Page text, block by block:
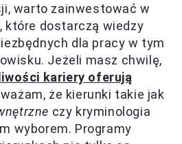
warto zainwestować w
które dostarczą wiedzy
dla pracy w tym
Jeżeli masz chwilę,
kariery oferują
że kierunki takie jak
czy kryminologia
wyborem. Programy